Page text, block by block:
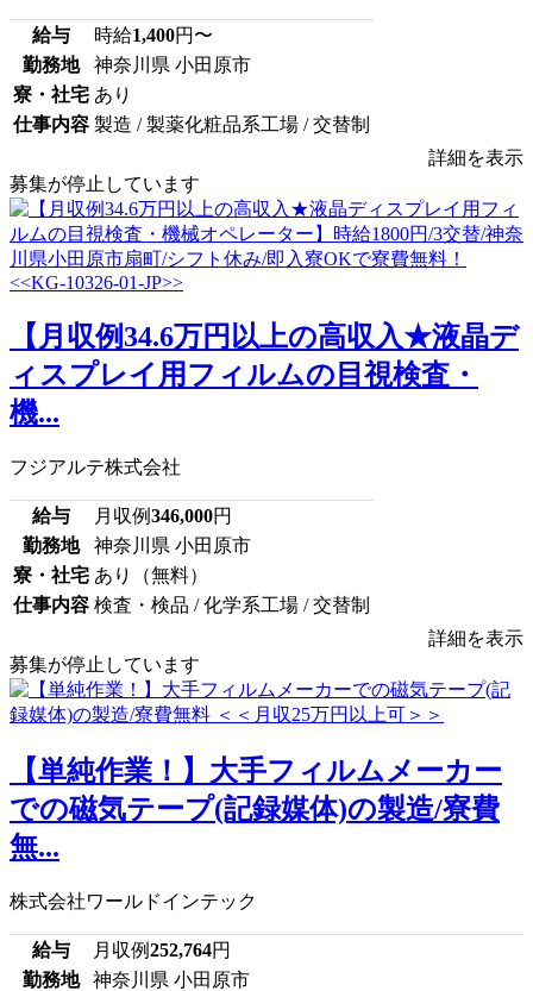
給与 時給1,400円〜
勤務地
神奈川県 小田原市
寮・社宅 あり
仕事内容 製造 / 製薬化粧品系工場 / 交替制
詳細を表示
募集が停止しています
【月収例34.6万円以上の高収入★液晶デ
ィスプレイ用フィルムの目視検査・
機...
フジアルテ株式会社
給与 月収例346,000円
勤務地
神奈川県 小田原市
寮・社宅 あり（無料）
仕事内容 検査・検品 / 化学系工場 / 交替制
詳細を表示
募集が停止しています
【単純作業！】大手フィルムメーカー
での磁気テープ(記録媒体)の製造/寮費
無...
株式会社ワールドインテック
給与 月収例252,764円
勤務地
神奈川県 小田原市